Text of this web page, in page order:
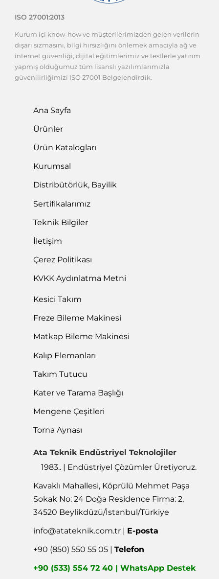
ISO 27001:2013
Kurum içi know-how ve müşterilerimizden gelen verilerin
dışarı sızmasını, bilgi hırsızlığını önlemek amacıyla ağ ve
internet güvenliği, dijital eğitimlerimiz ve testlerle yatırım
yapmış olduğumuz tüm lisanslı yazılımlarımızla
güvenilirliğimizi ISO 27001 Belgelendirdik.
Ana Sayfa
Ürünler
Ürün Katalogları
Kurumsal
Distribütörlük, Bayilik
Sertifikalarımız
Teknik Bilgiler
İletişim
Çerez Politikası
KVKK Aydınlatma Metni
Kesici Takım
Freze Bileme Makinesi
Matkap Bileme Makinesi
Kalıp Elemanları
Takım Tutucu
Kater ve Tarama Başlığı
Mengene Çeşitleri
Torna Aynası
Ata Teknik Endüstriyel Teknolojiler
1983.. | Endüstriyel Çözümler Üretiyoruz.
Kavaklı Mahallesi, Köprülü Mehmet Paşa
Sokak No: 24 Doğa Residence Firma: 2,
34520 Beylikdüzü/İstanbul/Türkiye
info@atateknik.com.tr | E-posta
+90 (850) 550 55 05 |Telefon
+90 (533) 554 72 40 | WhatsApp Destek